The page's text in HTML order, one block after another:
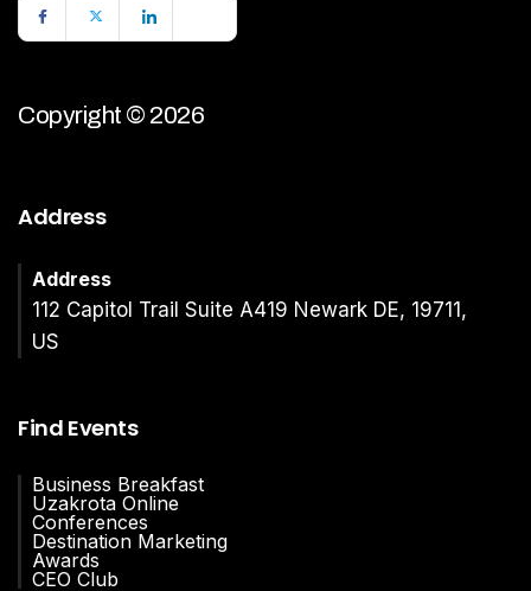
Copyright © 2026
Address
Address
112 Capitol Trail Suite A419 Newark DE, 19711,
US
Find Events
Business Breakfast
Uzakrota Online
Conferences
Destination Marketing
Awards
CEO Club